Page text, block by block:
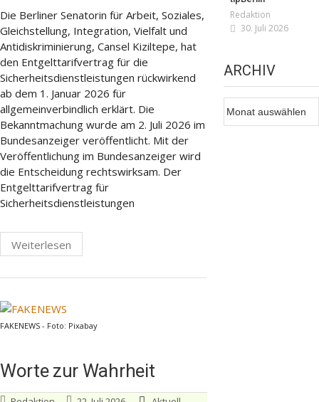
Die Berliner Senatorin für Arbeit, Soziales,
Gleichstellung, Integration, Vielfalt und
Antidiskriminierung, Cansel Kiziltepe, hat
den Entgelttarifvertrag für die
Sicherheitsdienstleistungen rückwirkend
ab dem 1. Januar 2026 für
allgemeinverbindlich erklärt. Die
Bekanntmachung wurde am 2. Juli 2026 im
Bundesanzeiger veröffentlicht. Mit der
Veröffentlichung im Bundesanzeiger wird
die Entscheidung rechtswirksam. Der
Entgelttarifvertrag für
Sicherheitsdienstleistungen
Weiterlesen
FAKENEWS - Foto: Pixabay
Worte zur Wahrheit
Redaktion
30. Juli 2026
ARCHIV